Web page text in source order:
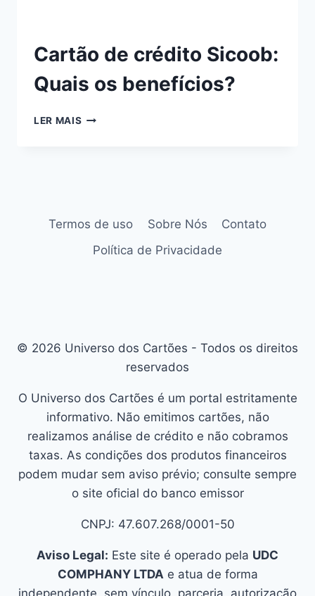
Cartão de crédito Sicoob:
Quais os benefícios?
LER MAIS
Termos de uso Sobre Nós
Contato
Política de Privacidade
© 2026 Universo dos Cartões - Todos os direitos
reservados
O Universo dos Cartões é um portal estritamente
informativo. Não emitimos cartões, não
realizamos análise de crédito e não cobramos
taxas. As condições dos produtos financeiros
podem mudar sem aviso prévio; consulte sempre
o site oficial do banco emissor
CNPJ: 47.607.268/0001-50
Aviso Legal: Este site é operado pela UDC
COMPHANY LTDAe atua de forma